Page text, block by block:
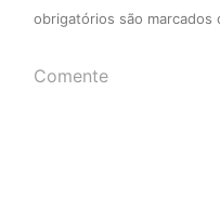
obrigatórios são marcados